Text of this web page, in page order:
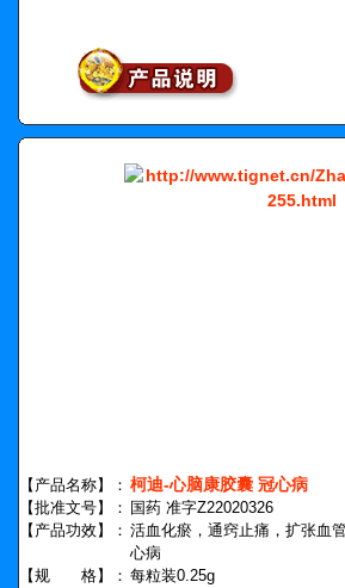
【产品名称】： 柯迪-心脑康胶囊 冠心病
【批准文号】： 国药 准字Z22020326
【产品功效】： 活血化瘀，通窍止痛，扩张血
心病
【规 格】： 每粒装0.25g